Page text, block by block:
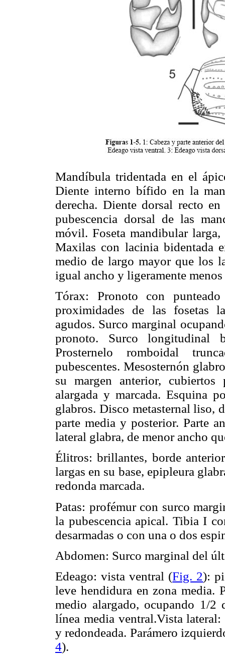
Mandíbula tridentada en el
Diente interno bífido en la
derecha. Diente dorsal recto
pubescencia dorsal de las
móvil. Foseta mandibular
Maxilas con lacinia bidentada
medio de largo mayor que los
igual ancho y ligeramente
Tórax: Pronoto con
proximidades de las fosetas
agudos. Surco marginal
pronoto. Surco longitudinal
Prosternelo romboidal
pubescentes. Mesosternón
su margen anterior, cubiertos
alargada y marcada. Esquina
glabros. Disco metasternal liso,
parte media y posterior. Parte
lateral glabra, de menor ancho
Élitros: brillantes, borde
largas en su base, epipleura
redonda marcada.
Patas: profémur con surco
la pubescencia apical. Tibia I
desarmadas o con una o dos
Abdomen: Surco marginal del
Edeago: vista ventral (Fig. 2):
leve hendidura en zona media.
medio alargado, ocupando 1/
línea media ventral.Vista
y redondeada. Parámero
4).